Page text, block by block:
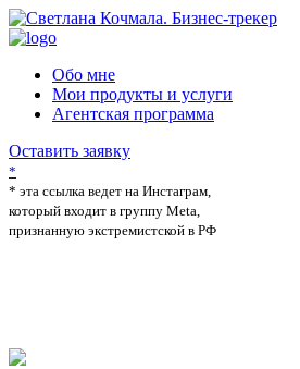
Обо мне
Мои продукты и услуги
Агентская программа
Оставить заявку
*
* эта ссылка ведет на Инстаграм,
который входит в группу Meta,
признанную экстремистской в РФ